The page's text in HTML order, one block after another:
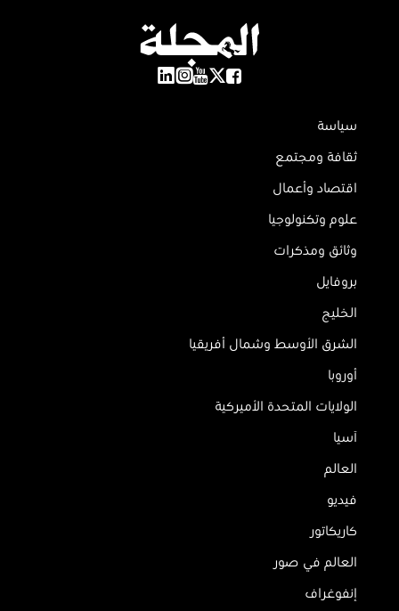
سياسة
ثقافة ومجتمع
اقتصاد وأعمال
علوم وتكنولوجيا
وثائق ومذكرات
بروفايل
الخليج
الشرق الأوسط وشمال أفريقيا
أوروبا
الولايات المتحدة الأميركية
آسيا
العالم
فيديو
كاريكاتور
العالم في صور
إنفوغراف